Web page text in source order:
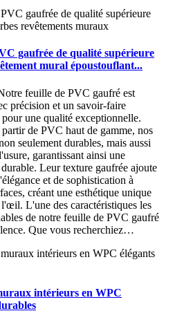
gaufrée de qualité supérieure
mural époustouflant...
feuille de PVC gaufré est
précision et un savoir-faire
une qualité exceptionnelle.
partir de PVC haut de gamme, nos
seulement durables, mais aussi
garantissant ainsi une
Leur texture gaufrée ajoute
et de sophistication à
créant une esthétique unique
l'œil. L'une des caractéristiques les
de notre feuille de PVC gaufré
Que vous recherchiez…
intérieurs en WPC